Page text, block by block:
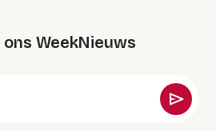
WeekNieuws